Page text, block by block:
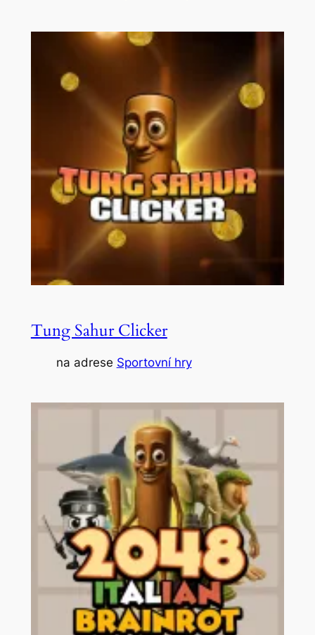
Tung Sahur Clicker
na adrese Sportovní hry